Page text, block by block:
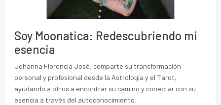
Soy Moonatica: Redescubriendo mi
esencia
Johanna Florencia José, comparte su transformación
personal y profesional desde la Astrología y el Tarot,
ayudando a otros a encontrar su camino y conectar con su
esencia a través del autoconocimiento.